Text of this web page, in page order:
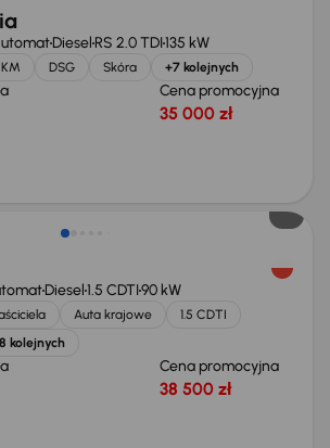
Diesel RS 2.0 TDI135 kW
KM DSG Skóra +7 kolejnych
Cena promocyjna
35 000 zł
Diesel1.5 CDTI90 kW
Auta krajowe
1.5 CDTI
kolejnych
Cena promocyjna
38 500 zł